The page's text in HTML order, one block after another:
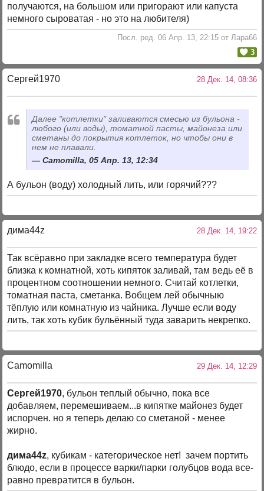
получаются, на большом или пригорают или капуста
немного сыроватая - но это на любителя)
Посл. ред. 06 Апр. 13, 22:15 от Лара66
3
Сергей1970 28 Дек. 14, 08:36
Далее "котлетки" заливаются смесью из бульона -
любого (или воды), томатной пасты, майонеза или
сметаны до покрытия котлеток, но чтобы они в
нем не плавали.
Camomilla, 05 Апр. 13, 12:34
А бульон (воду) холодный лить, или горячий???
дима44z 28 Дек. 14, 19:22
Так всёравно при закладке всего температура будет
близка к комнатной, хоть кипяток заливай, там ведь её в
процентном соотношении немного. Считай котлетки,
томатная паста, сметанка. Вобщем лей обычныю
тёплую или комнатную из чайника. Лучше если воду
лить, так хоть кубик бульённый туда заварить некрепко.
Camomilla 29 Дек. 14, 12:29
Сергей1970, бульон теплый обычно, пока все
добавляем, перемешиваем...в кипятке майонез будет
испорчен. но я теперь делаю со сметаной - менее
жирно.
дима44z, кубикам - категорическое нет! зачем портить
блюдо, если в процессе варки/парки голубцов вода все-
равно превратится в бульон.